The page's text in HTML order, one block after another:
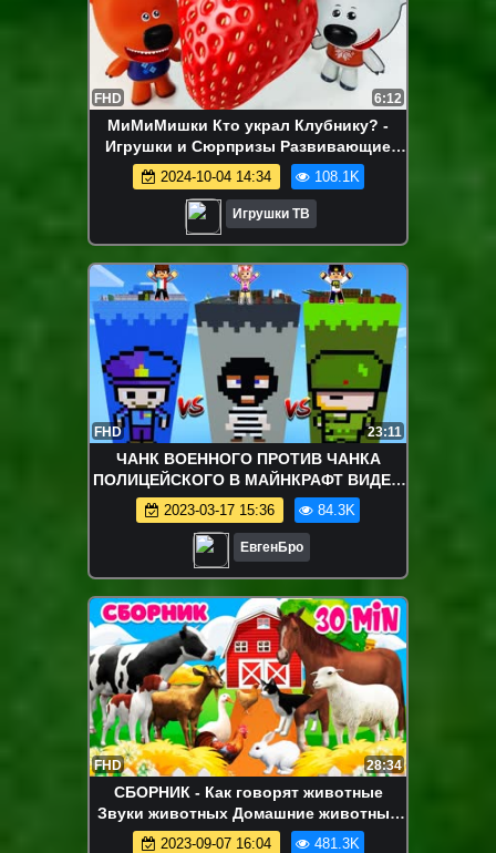
FHD 6:12
МиМиМишки Кто украл Клубнику? -
Игрушки и Сюрпризы Развивающие
мультики для детей - Тучка и Кеша
2024-10-04 14:34 108.1K
Игрушки ТВ
FHD 23:11
ЧАНК ВОЕННОГО ПРОТИВ ЧАНКА
ПОЛИЦЕЙСКОГО В МАЙНКРАФТ ВИДЕО
НУБ И ПРО ТРОЛЛИНГ ЛОВУШКА
MINECRAFT
2023-03-17 15:36 84.3K
ЕвгенБро
FHD 28:34
СБОРНИК - Как говорят животные
Звуки животных Домашние животные
для детей Корова Лошадь
2023-09-07 16:04 481.3K